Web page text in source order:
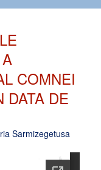
COMNEI
DATA DE
Sarmizegetusa